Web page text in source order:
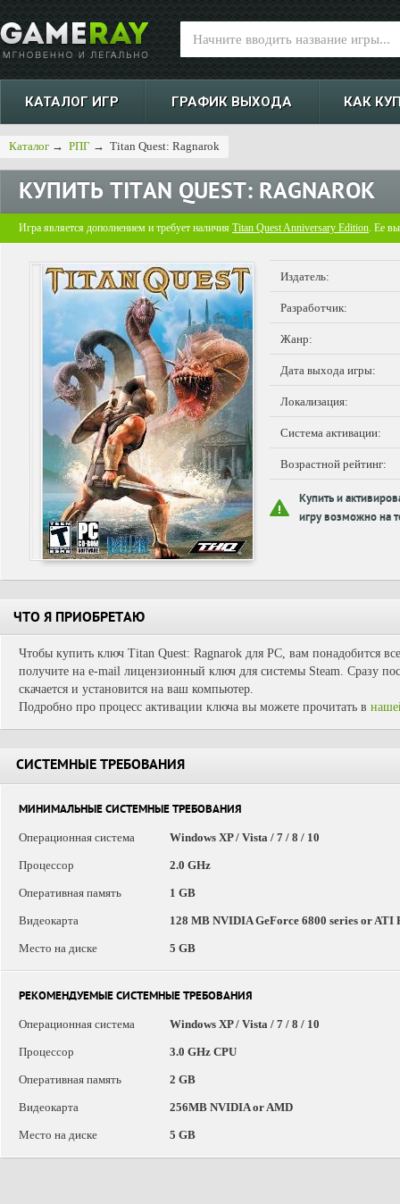
КАТАЛОГ ИГР ГРАФИК ВЫХОДА КАК
Каталог → РПГ → Titan Quest: Ragnarok
КУПИТЬ TITAN QUEST: RAGNAROK
Игра является дополнением и требует наличия Titan Quest Anniversary Edition. Ее
Издатель:
Разработчик:
Жанр:
Дата выхода игры:
Локализация:
Система активации:
Возрастной рейтинг:
Купить и
игру возможно на
ЧТО Я ПРИОБРЕТАЮ
Чтобы купить ключ Titan Quest: Ragnarok для PC, вам понадобится
получите на e-mail лицензионный ключ для системы Steam. Сразу
скачается и установится на ваш компьютер.
Подробно про процесс активации ключа вы можете прочитать в
СИСТЕМНЫЕ ТРЕБОВАНИЯ
МИНИМАЛЬНЫЕ СИСТЕМНЫЕ ТРЕБОВАНИЯ
Операционная система
Windows XP / Vista / 7 / 8 / 10
Процессор 2.0 GHz
Оперативная память 1 GB
Видеокарта 128 MB NVIDIA GeForce 6800 series or ATI
Место на диске 5 GB
РЕКОМЕНДУЕМЫЕ СИСТЕМНЫЕ ТРЕБОВАНИЯ
Операционная система
Windows XP / Vista / 7 / 8 / 10
Процессор 3.0 GHz CPU
Оперативная память 2 GB
Видеокарта 256MB NVIDIA or AMD
Место на диске 5 GB